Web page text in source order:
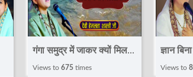
गंगा समुद्र में जाकर क्यों मिलती
है ? ! Pravachan ! Devi
Views to675 times
ज्ञान
Views to